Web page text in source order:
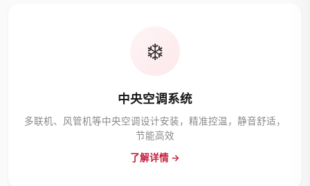
❄️
中央空调系统
多联机、风管机等中央空调设计安装，精准控温，静音舒适，
节能高效
了解详情 →